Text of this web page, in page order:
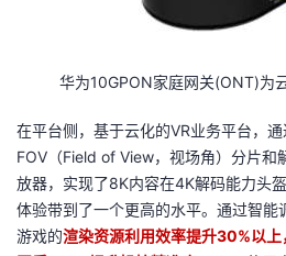
华为10GPON家庭网关(ONT)为
在平台侧，基于云化的VR业务平台，
FOV（Field of View，视场角）分片和
放器，实现了8K内容在4K解码能力头
体验带到了一个更高的水平。通过智能
游戏的渲染资源利用效率提升30%以